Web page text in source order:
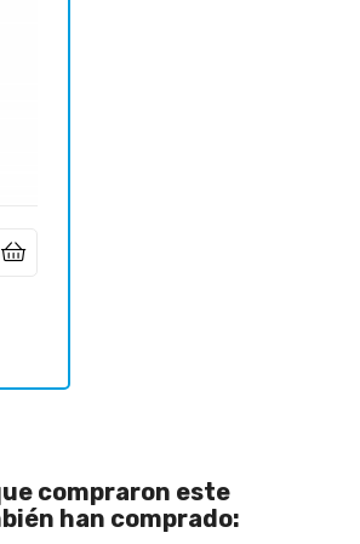
compraron este
han comprado: